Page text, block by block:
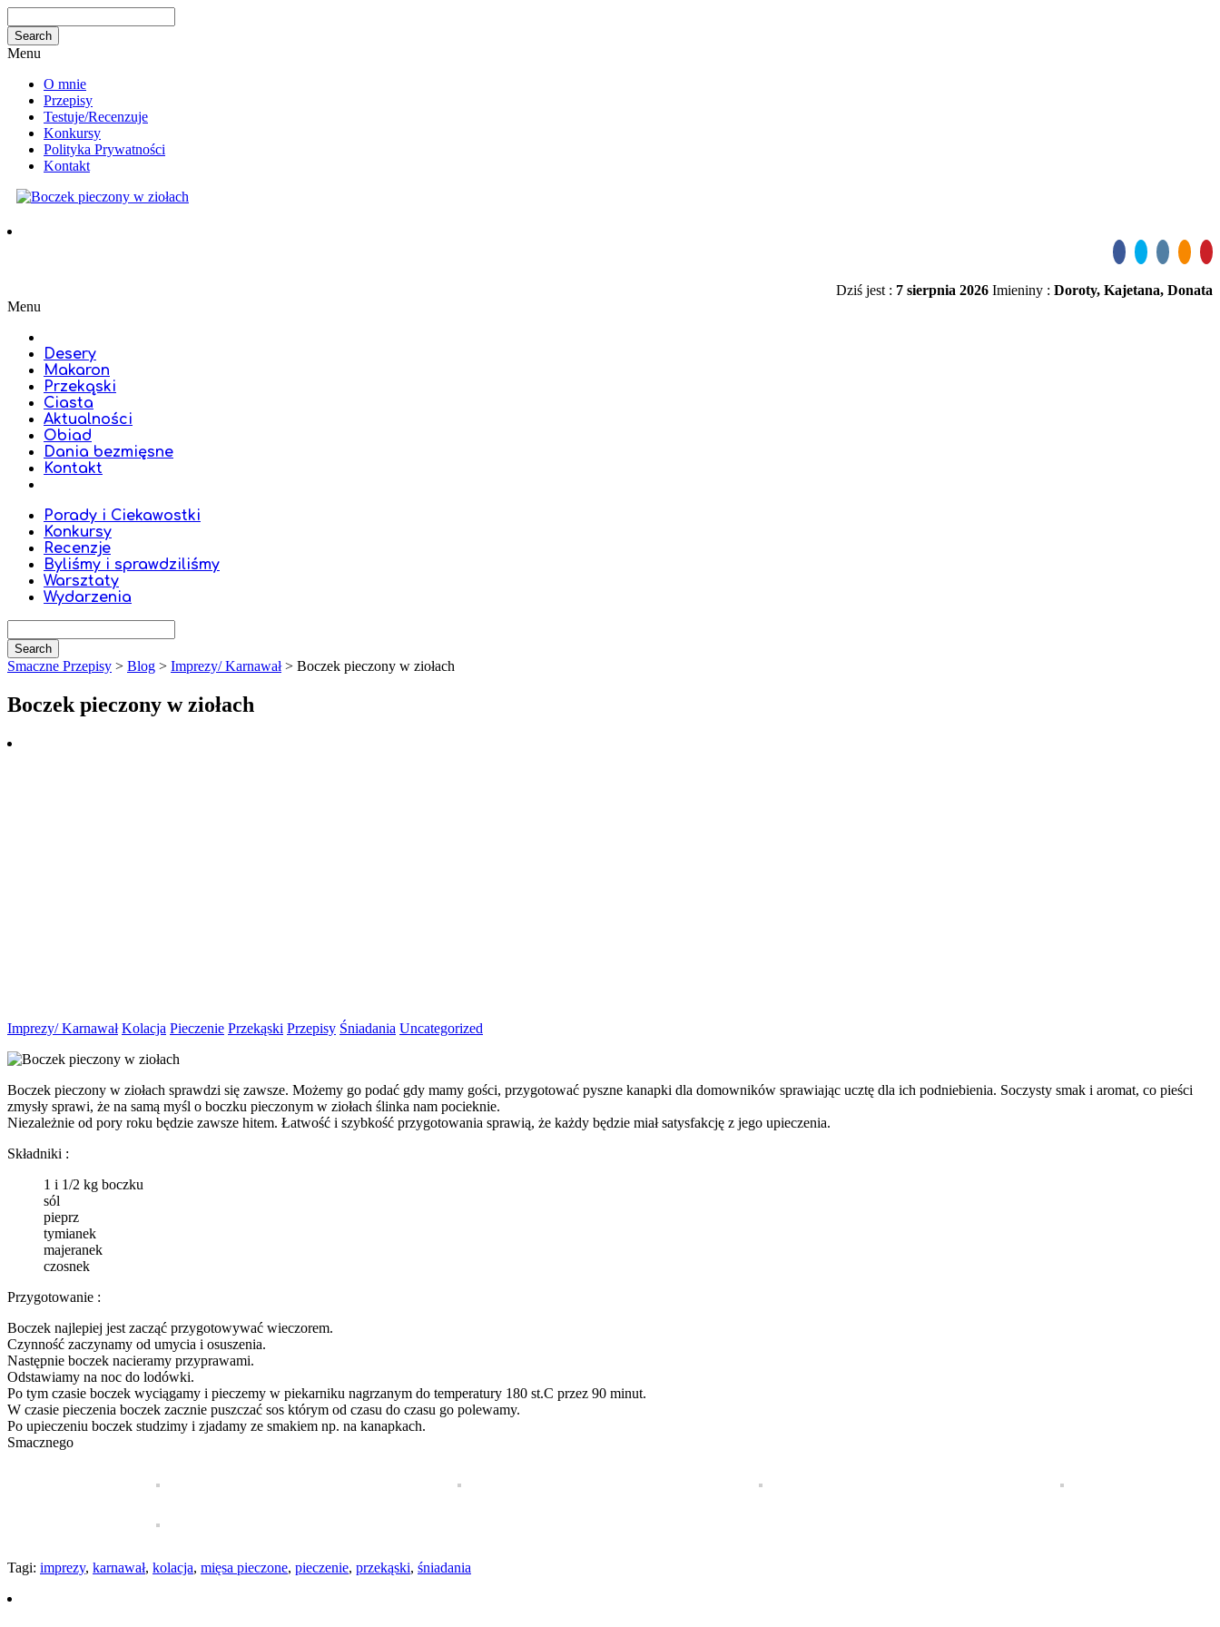
Menu
O mnie
Przepisy
Testuje/Recenzuje
Konkursy
Polityka Prywatności
Kontakt
Dziś jest : 7 sierpnia 2026 Imieniny : Doroty, Kajetana, Donata
Menu
Desery
Makaron
Przekąski
Ciasta
Aktualności
Obiad
Dania bezmięsne
Kontakt
Porady i Ciekawostki
Konkursy
Recenzje
Byliśmy i sprawdziliśmy
Warsztaty
Wydarzenia
Smaczne Przepisy > Blog > Imprezy/ Karnawał> Boczek pieczony w ziołach
Boczek pieczony w ziołach
Imprezy/ Karnawał Kolacja Pieczenie Przekąski Przepisy Śniadania Uncategorized
Boczek pieczony w ziołach sprawdzi się zawsze. Możemy go podać gdy mamy gości, przygotować pyszne kanapki dla domowników sprawiając ucztę dla ich podniebienia. Soczysty smak i aromat, co pieści
zmysły sprawi, że na samą myśl o boczku pieczonym w ziołach ślinka nam pocieknie.
Niezależnie od pory roku będzie zawsze hitem. Łatwość i szybkość przygotowania sprawią, że każdy będzie miał satysfakcję z jego upieczenia.
Składniki :
1 i 1/2 kg boczku
sól
pieprz
tymianek
majeranek
czosnek
Przygotowanie :
Boczek najlepiej jest zacząć przygotowywać wieczorem.
Czynność zaczynamy od umycia i osuszenia.
Następnie boczek nacieramy przyprawami.
Odstawiamy na noc do lodówki.
Po tym czasie boczek wyciągamy i pieczemy w piekarniku nagrzanym do temperatury 180 st.C przez 90 minut.
W czasie pieczenia boczek zacznie puszczać sos którym od czasu do czasu go polewamy.
Po upieczeniu boczek studzimy i zjadamy ze smakiem np. na kanapkach.
Smacznego
Tagi: imprezy, karnawał, kolacja, mięsa pieczone, pieczenie, przekąski, śniadania